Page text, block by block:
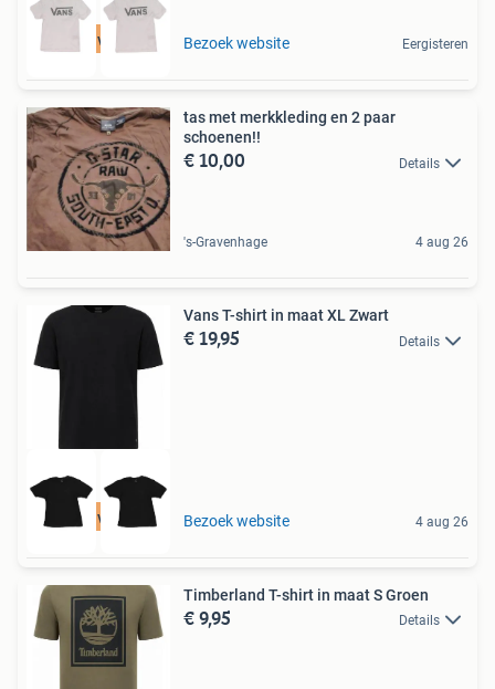
Tot 75% voordeel Bezoek website Eergisteren
tas met merkkleding en 2 paar
schoenen!!
€ 10,00 Details
's-Gravenhage 4 aug 26
Tot 75% voordeel
Vans T-shirt in maat XL Zwart
€ 19,95 Details
Bezoek website 4 aug 26
Timberland T-shirt in maat S Groen
€ 9,95 Details